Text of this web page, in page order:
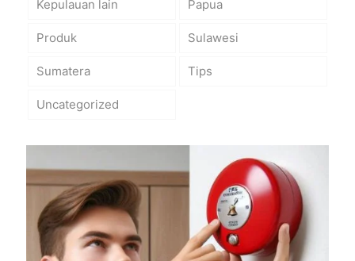
Kepulauan lain Papua
Produk Sulawesi
Sumatera Tips
Uncategorized